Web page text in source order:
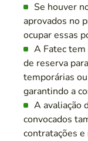
Se houver
aprovados no
ocupar essas
A Fatec
de reserva
temporárias
garantindo a
A avaliação
convocados
contratações